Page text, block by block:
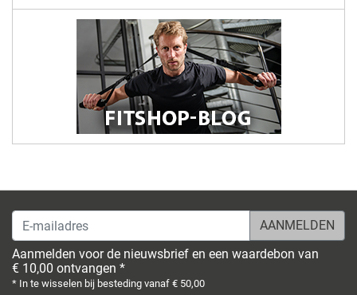
E-mailadres
Aanmelden voor de nieuwsbrief en een waardebon van
€ 10,00 ontvangen *
* In te wisselen bij besteding vanaf € 50,00